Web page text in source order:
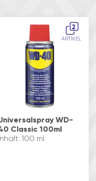
2
ARTIKEL
WD-
Classic 100ml
100 ml